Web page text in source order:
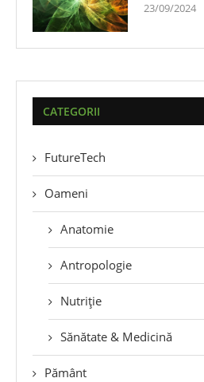
23/09/2024
CATEGORII
FutureTech
Oameni
Anatomie
Antropologie
Nutriție
Sănătate & Medicină
Pământ